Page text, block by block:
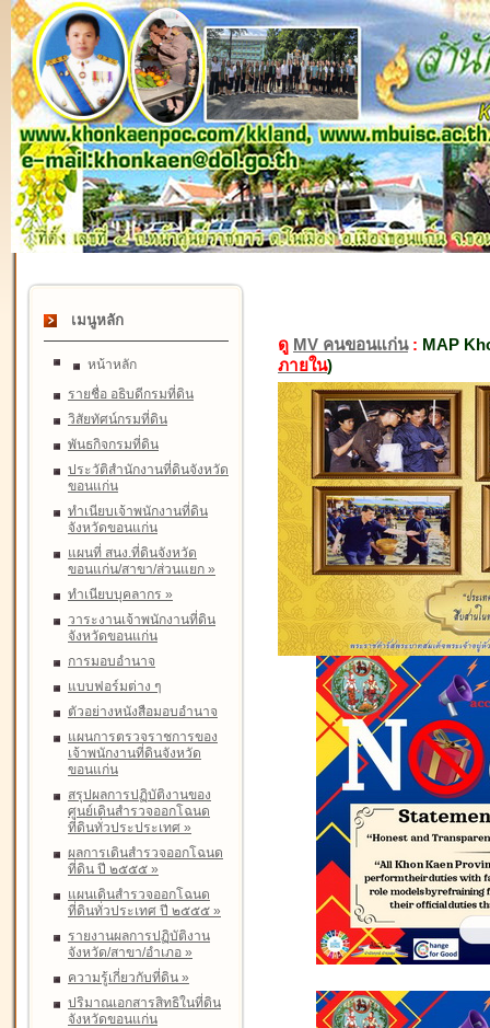
เมนูหลัก
หน้าหลัก
รายชื่อ อธิบดีกรมที่ดิน
วิสัยทัศน์กรมที่ดิน
พันธกิจกรมที่ดิน
ประวัติสำนักงานที่ดินจังหวัด
ขอนแก่น
ทำเนียบเจ้าพนักงานที่ดิน
จังหวัดขอนแก่น
แผนที่ สนง.ที่ดินจังหวัด
ขอนแก่น/สาขา/ส่วนแยก »
ทำเนียบบุคลากร »
วาระงานเจ้าพนักงานที่ดิน
จังหวัดขอนแก่น
การมอบอำนาจ
แบบฟอร์มต่าง ๆ
ตัวอย่างหนังสือมอบอำนาจ
แผนการตรวจราชการของ
เจ้าพนักงานที่ดินจังหวัด
ขอนแก่น
สรุปผลการปฏิบัติงานของ
ศูนย์เดินสำรวจออกโฉนด
ที่ดินทั่วประประเทศ »
ผลการเดินสำรวจออกโฉนด
ที่ดิน ปี ๒๕๕๕ »
แผนเดินสำรวจออกโฉนด
ที่ดินทั่วประเทศ ปี ๒๕๕๕ »
รายงานผลการปฏิบัติงาน
จังหวัด/สาขา/อำเภอ »
ความรู้เกี่ยวกับที่ดิน »
ปริมาณเอกสารสิทธิในที่ดิน
จังหวัดขอนแก่น
ดู MV คนขอนแก่น: MAP
ภายใน)